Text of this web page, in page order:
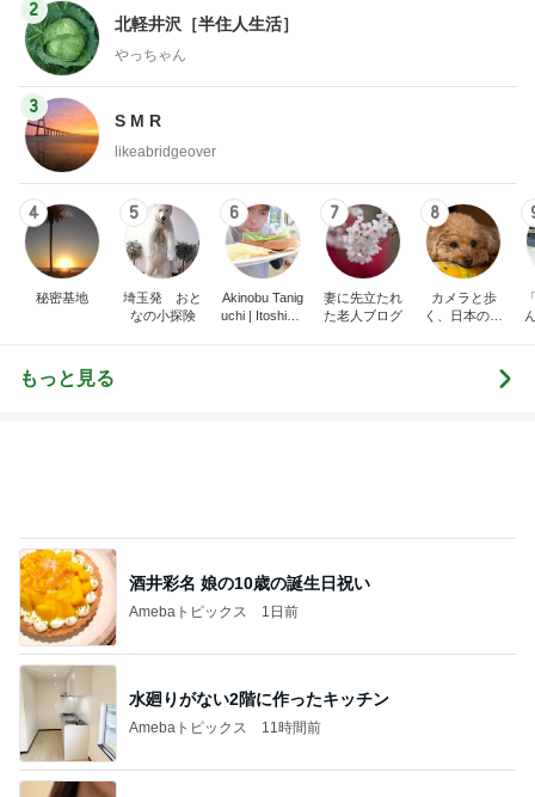
2
北軽井沢［半住人生活］
やっちゃん
3
S M R
likeabridgeover
4
秘密基地
5
埼玉発 おと
なの小探険
6
Akinobu Tanig
uchi | Itoshima
7
妻に先立たれ
た老人ブログ
8
カメラと歩
く、日本の風
もっと見る
水廻りがない2階に作ったキッチン
Amebaトピックス 11時間前
細川直美 アイスブルーのフレンチ
Amebaトピックス 1日前